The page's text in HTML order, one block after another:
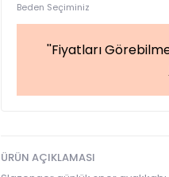
Beden Seçiminiz
''Fiyatları
ÜRÜN AÇIKLAMASI